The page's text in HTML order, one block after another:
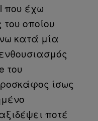
που έχω
οποίου
κατά μία
του
ίσως
ποτέ